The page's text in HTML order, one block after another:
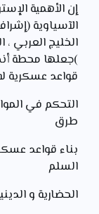
إن الأهمية
الآسياوية
الخليج العربي
)جعلها محطة
قواعد عسكرية
التحكم في
طرق
بناء قواعد
السلم
الحضارية و